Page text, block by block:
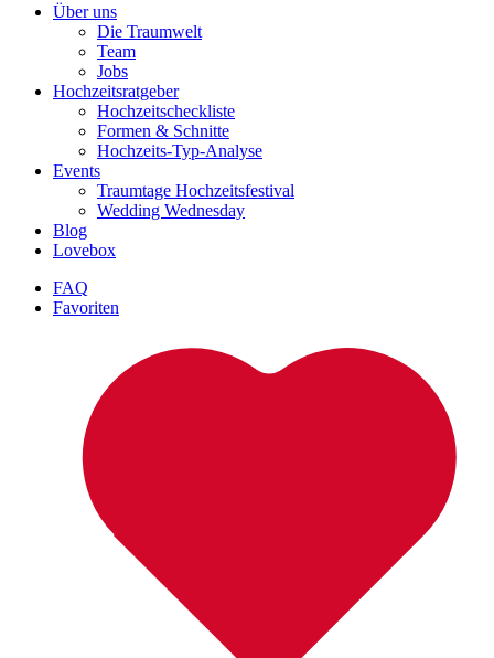
Über uns
Die Traumwelt
Team
Jobs
Hochzeitsratgeber
Hochzeitscheckliste
Formen & Schnitte
Hochzeits-Typ-Analyse
Events
Traumtage Hochzeitsfestival
Wedding Wednesday
Blog
Lovebox
FAQ
Favoriten